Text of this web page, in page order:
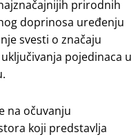
prirodnih
doprinosa uređenju
svesti o značaju
pojedinaca u
na očuvanju
koji predstavlja